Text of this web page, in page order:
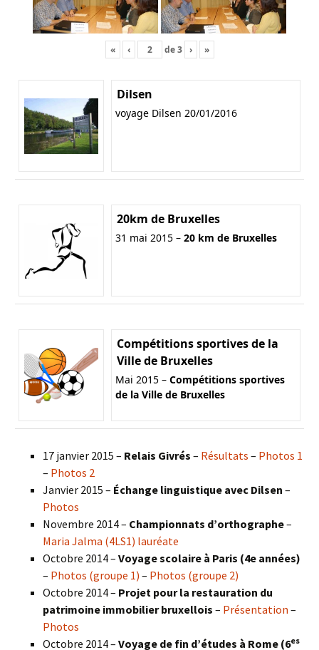
« ‹ de3 › »
Dilsen
voyage Dilsen 20/01/2016
20km de Bruxelles
31 mai 2015 – 20 km de Bruxelles
Compétitions sportives de la
Ville de Bruxelles
Mai 2015 – Compétitions sportives
de la Ville de Bruxelles
17 janvier 2015 – Relais Givrés – Résultats – Photos 1
– Photos 2
Janvier 2015 – Échange linguistique avec Dilsen –
Photos
Novembre 2014 – Championnats d’orthographe–
Maria Jalma (4LS1) lauréate
Octobre 2014 – Voyage scolaire à Paris (4e années)
– Photos (groupe 1) – Photos (groupe 2)
Octobre 2014 – Projet pour la restauration du
patrimoine immobilier bruxellois – Présentation –
Photos
Octobre 2014 – Voyage de fin d’études à Rome (6es